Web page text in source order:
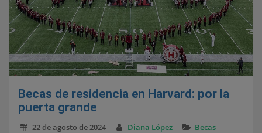
Becas de residencia en Harvard: por la
puerta grande
22 de agosto de 2024 Diana López Becas